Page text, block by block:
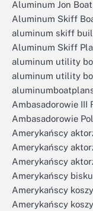
Aluminum Jon
Aluminum Skiff
aluminum skiff
Aluminum Skiff
aluminum utility
aluminum utility
Ambasadorowie III
Ambasadorowie
Amerykańscy
Amerykańscy
Amerykańscy
Amerykańscy
Amerykańscy
Amerykańscy